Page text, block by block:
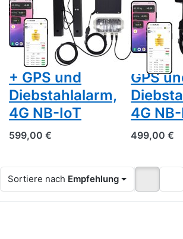
zum
Monitoring
von zwei
Bienenstöcken
+ GPS und
Diebstahlalarm,
4G NB-IoT
599,00 €
zum
von
GPS
4G
499,00 €
Sortiere nach Empfehlung